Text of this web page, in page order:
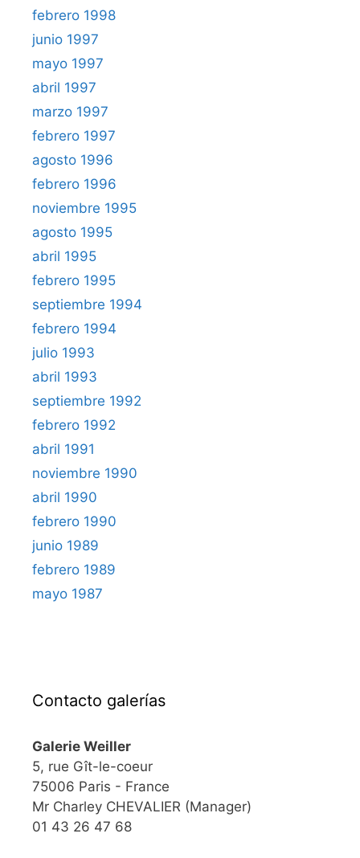
febrero 1998
junio 1997
mayo 1997
abril 1997
marzo 1997
febrero 1997
agosto 1996
febrero 1996
noviembre 1995
agosto 1995
abril 1995
febrero 1995
septiembre 1994
febrero 1994
julio 1993
abril 1993
septiembre 1992
febrero 1992
abril 1991
noviembre 1990
abril 1990
febrero 1990
junio 1989
febrero 1989
mayo 1987
Contacto galerías
Galerie Weiller
5, rue Gît-le-coeur
75006 Paris - France
Mr Charley CHEVALIER (Manager)
01 43 26 47 68